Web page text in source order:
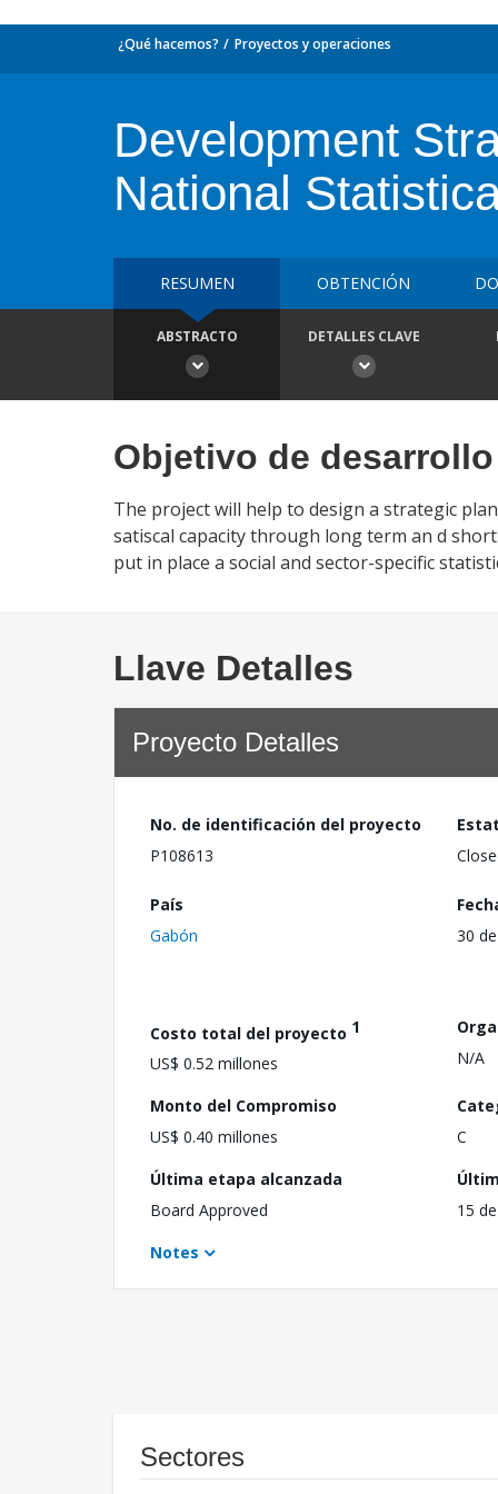
¿Qué hacemos? Proyectos y operaciones
Development
National
RESUMEN OBTENCIÓN
ABSTRACTO DETALLES CLAVE
Objetivo de desarrollo
The project will help to design a strategic
satiscal capacity through long term an d
put in place a social and sector-specific
Llave Detalles
Proyecto Detalles
No. de identificación del proyecto
P108613
País
Gabón
30
Costo total del proyecto 1
US$ 0.52 millones
N/A
Monto del Compromiso
US$ 0.40 millones
C
Última etapa alcanzada
Board Approved
15
Notes
Sectores